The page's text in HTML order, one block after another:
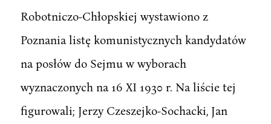
Robotniczo-Chłopskiej wystawiono z
Poznania listę komunistycznych kandydatów
na posłów do Sejmu w wyborach
wyznaczonych na 16 XI 1930 r. Na liście tej
figurowali; Jerzy Czeszejko-Sochacki, Jan